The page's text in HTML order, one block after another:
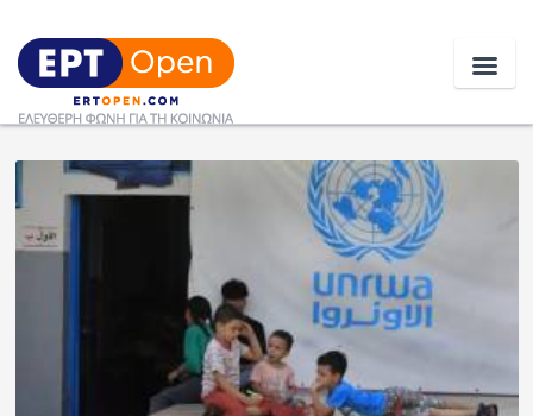
Ειδήσεις
Κοινωνία
Πολιτική
Οικονομία